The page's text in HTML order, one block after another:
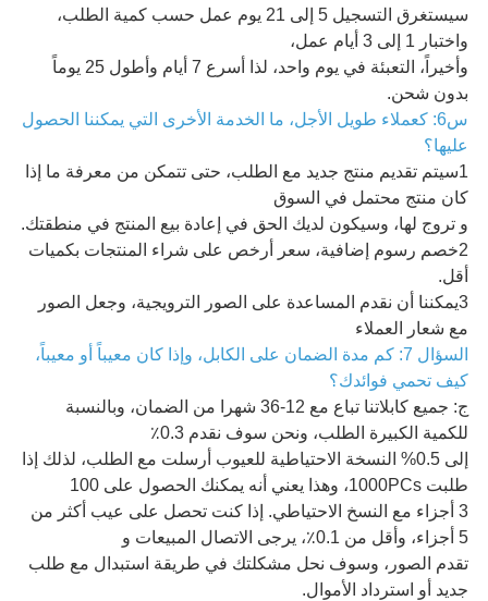
سيستغرق التسجيل 5 إلى 21 يوم عمل حسب كمية الطلب،
واختبار 1 إلى 3 أيام عمل،
وأخيراً، التعبئة في يوم واحد، لذا أسرع 7 أيام وأطول 25 يوماً
بدون شحن.
س6: كعملاء طويل الأجل، ما الخدمة الأخرى التي يمكننا الحصول
عليها؟
1سيتم تقديم منتج جديد مع الطلب، حتى تتمكن من معرفة ما إذا
كان منتج محتمل في السوق
و تروج لها، وسيكون لديك الحق في إعادة بيع المنتج في منطقتك.
2خصم رسوم إضافية، سعر أرخص على شراء المنتجات بكميات
أقل.
3يمكننا أن نقدم المساعدة على الصور الترويجية، وجعل الصور
مع شعار العملاء
السؤال 7: كم مدة الضمان على الكابل، وإذا كان معيباً أو معيباً،
كيف تحمي فوائدك؟
ج: جميع كابلاتنا تباع مع 12-36 شهرا من الضمان، وبالنسبة
للكمية الكبيرة الطلب، ونحن سوف نقدم 0.3٪
إلى 0.5% النسخة الاحتياطية للعيوب أرسلت مع الطلب، لذلك إذا
طلبت 1000PCs، وهذا يعني أنه يمكنك الحصول على 100
3 أجزاء مع النسخ الاحتياطي. إذا كنت تحصل على عيب أكثر من
5 أجزاء، وأقل من 0.1٪، يرجى الاتصال المبيعات و
تقدم الصور، وسوف نحل مشكلتك في طريقة استبدال مع طلب
جديد أو استرداد الأموال.